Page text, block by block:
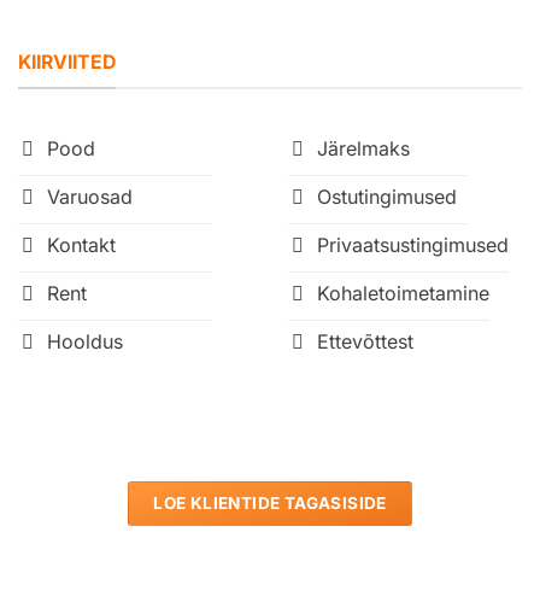
KIIRVIITED
Pood
Varuosad
Kontakt
Rent
Hooldus
Järelmaks
Ostutingimused
Privaatsustingimused
Kohaletoimetamine
Ettevõttest
LOE KLIENTIDE TAGASISIDE